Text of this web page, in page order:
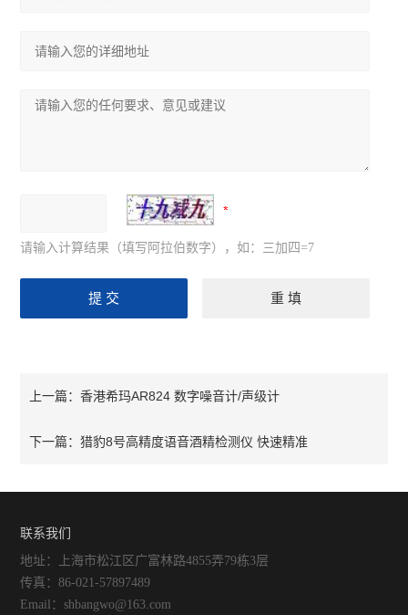
磁力搅拌器
请输入计算结果（填写阿拉伯数字），如：三加四=7
上一篇：香港希玛AR824 数字噪音计/声级计
下一篇：猎豹8号高精度语音酒精检测仪 快速精准
联系我们
地址：上海市松江区广富林路4855弄79栋3层
传真：86-021-57897489
Email：shbangwo@163.com